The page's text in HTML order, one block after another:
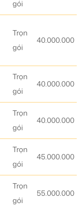
gói
Trọn
gói
40.000.000
Trọn
gói
40.000.000
Trọn
gói
40.000.000
Trọn
gói
45.000.000
Trọn
gói
55.000.000